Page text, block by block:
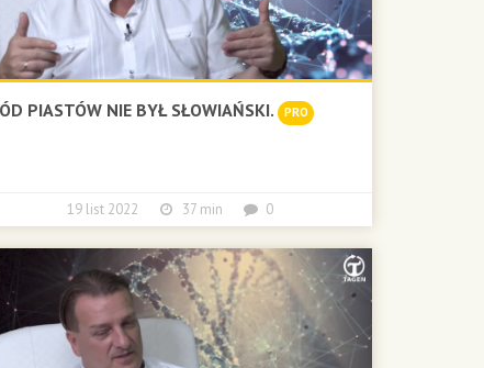
PIASTÓW NIE BYŁ SŁOWIAŃSKI. PRO
19 list 2022 37 min 0